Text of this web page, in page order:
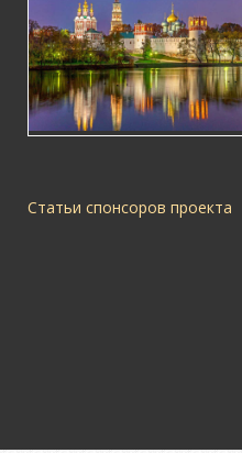
Статьи спонсоров проекта